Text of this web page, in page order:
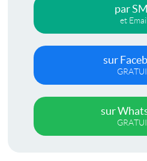
par
et Email
sur
sur